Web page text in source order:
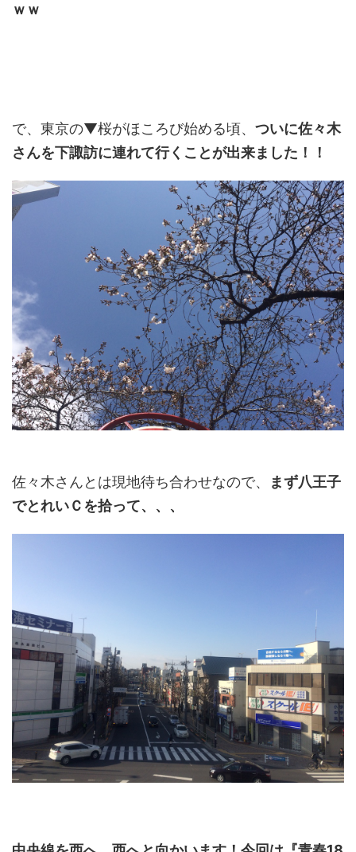
ｗｗ
で、東京の▼桜がほころび始める頃、 ついに佐々木
さんを下諏訪に連れて行くことが出来ました！！
佐々木さんとは現地待ち合わせなので、
まず八王子
でとれいＣを拾って、、、